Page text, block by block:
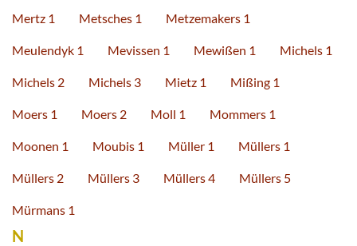
Mertz 1 Metsches 1 Metzemakers 1
Meulendyk 1 Mevissen 1 Mewißen 1 Michels 1
Michels 2 Michels 3 Mietz 1 Mißing 1
Moers 1 Moers 2 Moll 1 Mommers 1
Moonen 1 Moubis 1 Müller 1 Müllers 1
Müllers 2 Müllers 3 Müllers 4 Müllers 5
Mürmans 1
N